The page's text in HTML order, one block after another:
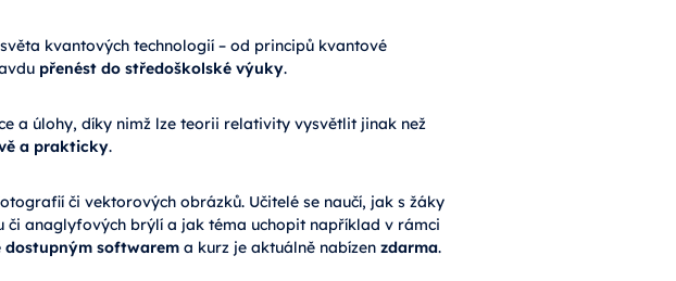
kvantových technologií – od principů kvantové
přenést do středoškolské výuky.
a úlohy, díky nimž lze teorii relativity vysvětlit jinak než
a prakticky.
či vektorových obrázků. Učitelé se naučí, jak s žáky
anaglyfových brýlí a jak téma uchopit například v rámci
dostupným softwarem a kurz je aktuálně nabízen zdarma.